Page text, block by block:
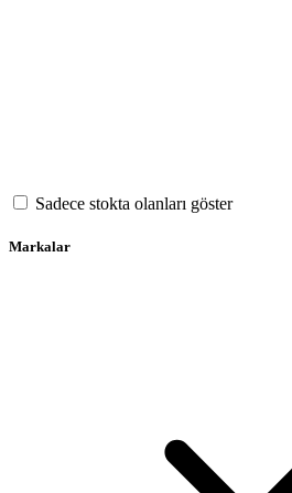
Sadece stokta olanları göster
Markalar